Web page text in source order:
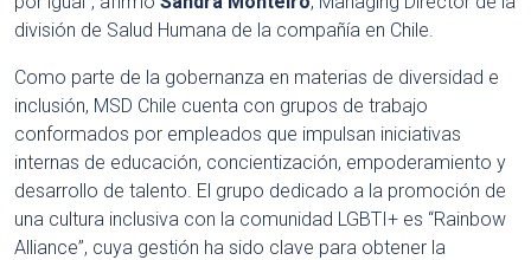
división de Salud Humana de la compañía en Chile.
Como parte de la gobernanza en materias de diversidad e
inclusión, MSD Chile cuenta con grupos de trabajo
conformados por empleados que impulsan iniciativas
internas de educación, concientización, empoderamiento y
desarrollo de talento. El grupo dedicado a la promoción de
una cultura inclusiva con la comunidad LGBTI+ es “Rainbow
Alliance”, cuya gestión ha sido clave para obtener la